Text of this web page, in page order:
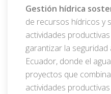
Gestión hídrica
de recursos hídricos y
actividades
garantizar la seguridad
Ecuador, donde el
proyectos que
actividades